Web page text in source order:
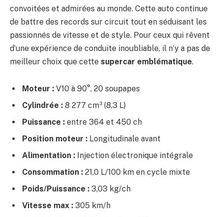
convoitées et admirées au monde. Cette auto continue
de battre des records sur circuit tout en séduisant les
passionnés de vitesse et de style. Pour ceux qui rêvent
d’une expérience de conduite inoubliable, il n’y a pas de
meilleur choix que cette supercar emblématique.
Moteur : V10 à 90°, 20 soupapes
Cylindrée : 8 277 cm³ (8,3 L)
Puissance : entre 364 et 450 ch
Position moteur : Longitudinale avant
Alimentation : Injection électronique intégrale
Consommation : 21,0 L/100 km en cycle mixte
Poids/Puissance : 3,03 kg/ch
Vitesse max : 305 km/h